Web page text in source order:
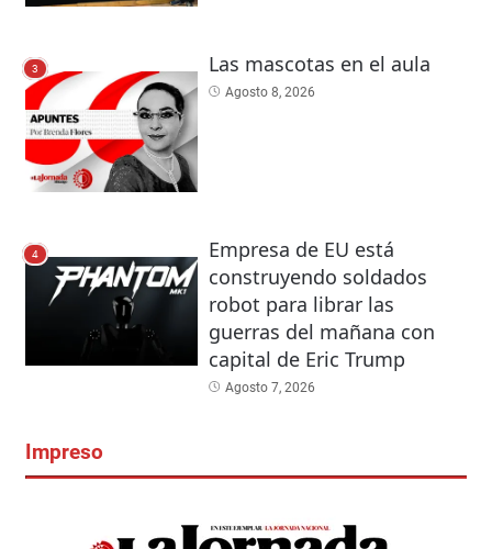
3 Las mascotas en el aula
Agosto 8, 2026
4
Empresa de EU está
construyendo soldados
robot para librar las
guerras del mañana con
capital de Eric Trump
Agosto 7, 2026
Impreso